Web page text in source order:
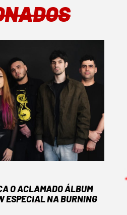
O ACLAMADO ÁLBUM
ESPECIAL NA BURNING